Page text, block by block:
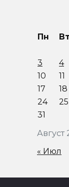
Август
Пн
3
4
10
11
17
18
24
25
31
« Июл